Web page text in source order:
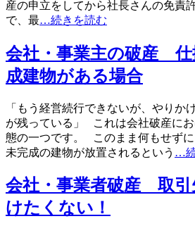
産の申立をしてから社長さんの免責
で、最…続きを読む
会社・事業主の破産 仕
成建物がある場合
「もう経営続行できないが、やりか
が残っている」 これは会社破産に
態の一つです。 このまま何もせずに
未完成の建物が放置されるという …
会社・事業者破産 取引
けたくない！